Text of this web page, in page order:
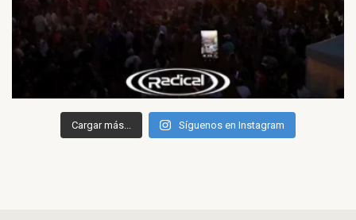
Cargar más... Síguenos en Instagram